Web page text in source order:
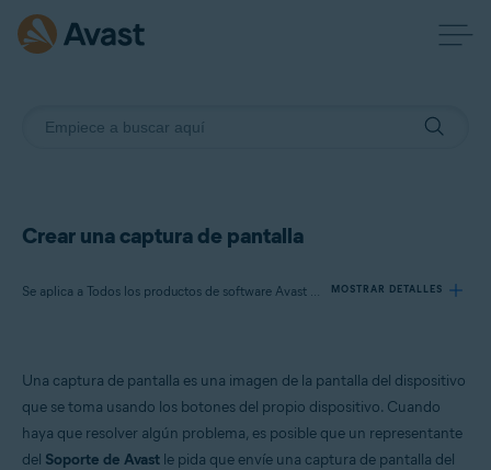
Crear una captura de pantalla
Se aplica a Todos los productos de software Avast disponibles MOSTRAR DETALLES
Todos los productos de software Avast disponibles
Una captura de pantalla es una imagen de la pantalla del dispositivo
que se toma usando los botones del propio dispositivo. Cuando
haya que resolver algún problema, es posible que un representante
del Soporte de Avast le pida que envíe una captura de pantalla del